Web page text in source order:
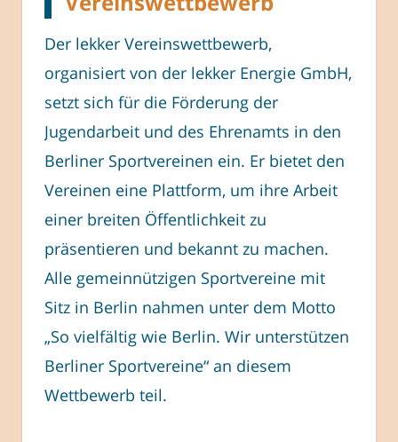
Der lekker Vereinswettbewerb,
organisiert von der lekker Energie GmbH,
setzt sich für die Förderung der
Jugendarbeit und des Ehrenamts in den
Berliner Sportvereinen ein. Er bietet den
Vereinen eine Plattform, um ihre Arbeit
einer breiten Öffentlichkeit zu
präsentieren und bekannt zu machen.
Alle gemeinnützigen Sportvereine mit
Sitz in Berlin nahmen unter dem Motto
„So vielfältig wie Berlin. Wir unterstützen
Berliner Sportvereine“ an diesem
Wettbewerb teil.